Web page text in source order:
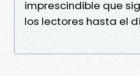
imprescindible que
los lectores hasta el